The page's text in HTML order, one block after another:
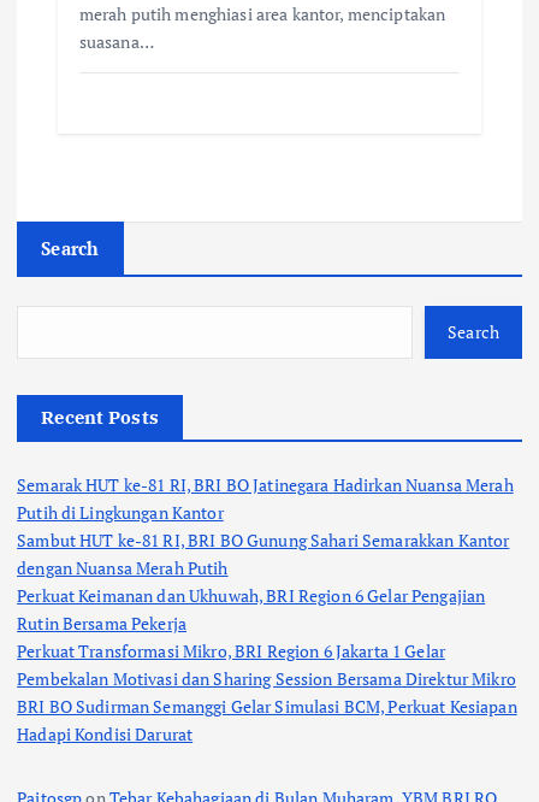
merah putih menghiasi area kantor, menciptakan
suasana…
Search
Search
Recent Posts
Semarak HUT ke-81 RI, BRI BO Jatinegara Hadirkan Nuansa Merah
Putih di Lingkungan Kantor
Sambut HUT ke-81 RI, BRI BO Gunung Sahari Semarakkan Kantor
dengan Nuansa Merah Putih
Perkuat Keimanan dan Ukhuwah, BRI Region 6 Gelar Pengajian
Rutin Bersama Pekerja
Perkuat Transformasi Mikro, BRI Region 6 Jakarta 1 Gelar
Pembekalan Motivasi dan Sharing Session Bersama Direktur Mikro
BRI BO Sudirman Semanggi Gelar Simulasi BCM, Perkuat Kesiapan
Hadapi Kondisi Darurat
PaitosgponTebar Kebahagiaan di Bulan Muharam, YBM BRI RO